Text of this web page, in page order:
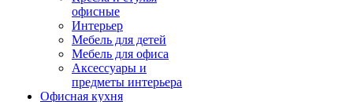
офисные
Интерьер
Мебель для детей
Мебель для офиса
Аксессуары и
предметы интерьера
Офисная кухня